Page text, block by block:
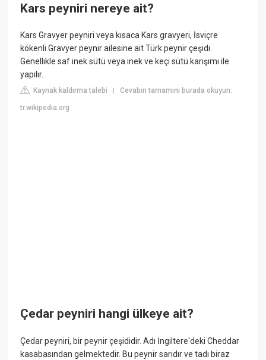
Kars peyniri nereye ait?
Kars Gravyer peyniri veya kısaca Kars gravyeri, İsviçre
kökenli Gravyer peynir ailesine ait Türk peynir çeşidi.
Genellikle saf inek sütü veya inek ve keçi sütü karışımı ile
yapılır.
Kaynak kaldırma talebi |Cevabın tamamını burada okuyun:
tr.wikipedia.org
Çedar peyniri hangi ülkeye ait?
Çedar peyniri, bir peynir çeşididir. Adı İngiltere'deki Cheddar
kasabasından gelmektedir. Bu peynir sarıdır ve tadı biraz